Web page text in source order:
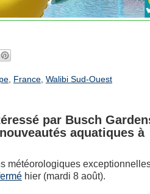
, France, Walibi Sud-Ouest
par Busch
aquatiques à
météorologiques
hier (mardi 8 août).